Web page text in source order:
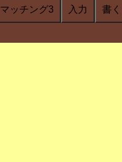
マッチング3 入力 書く